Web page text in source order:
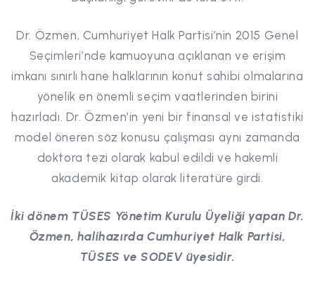
Dr. Özmen, Cumhuriyet Halk Partisi’nin 2015 Genel
Seçimleri’nde kamuoyuna açıklanan ve erişim
imkanı sınırlı hane halklarının konut sahibi olmalarına
yönelik en önemli seçim vaatlerinden birini
hazırladı. Dr. Özmen’in yeni bir finansal ve istatistiki
model öneren söz konusu çalışması aynı zamanda
doktora tezi olarak kabul edildi ve hakemli
akademik kitap olarak literatüre girdi.
İki dönem TÜSES Yönetim Kurulu Üyeliği yapan Dr.
Özmen, halihazırda Cumhuriyet Halk Partisi,
TÜSES ve SODEV üyesidir.